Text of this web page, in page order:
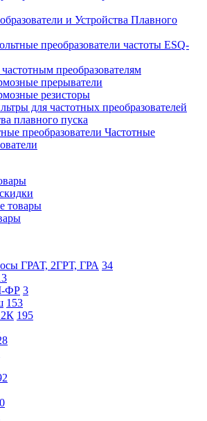
и Устройства Плавного
преобразователи частоты ESQ-
преобразователям
прерыватели
резисторы
для частотных преобразователей
плавного пуска
Частотные
товары
ГРАТ, 2ГРТ, ГРА 34
ФР 3
153
195